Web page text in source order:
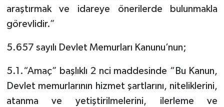
araştırmak ve idareye önerilerde bulunmakla
görevlidir.”
5.657 sayılı Devlet Memurları Kanunu’nun;
5.1.“Amaç” başlıklı 2 nci maddesinde “Bu Kanun,
Devlet memurlarının hizmet şartlarını, niteliklerini,
atanma ve yetiştirilmelerini, ilerleme ve